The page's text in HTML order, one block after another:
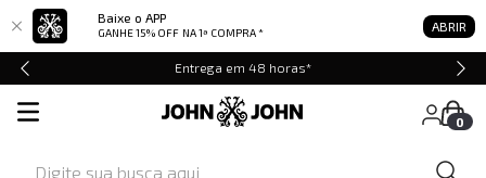
Baixe o APP
GANHE 15% OFF NA 1ª COMPRA * ABRIR
Entrega em 48 horas*
0